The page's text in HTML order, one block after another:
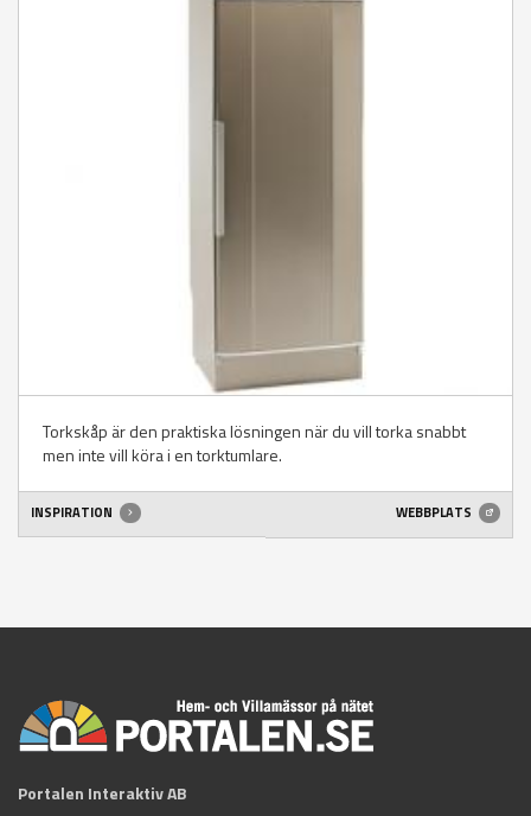
Torkskåp är den praktiska lösningen när du vill torka snabbt
men inte vill köra i en torktumlare.
INSPIRATION WEBBPLATS
Portalen Interaktiv AB